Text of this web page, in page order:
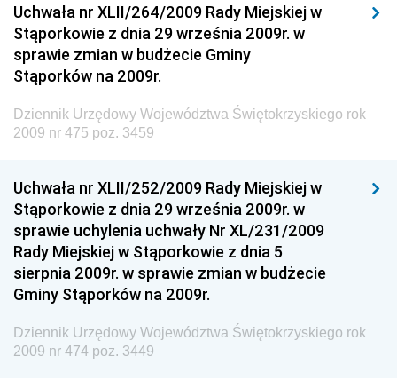
Dziennik Urzędowy Ministra Rozwoju i Finansów
Dziennik Urzędowy Wyższego Urzędu Górniczego
Dziennik Urzędowy Prezesa Urzędu Transportu
Dziennik Urzędowy Ministra Przedsiębiorczości i
Dziennik Urzędowy Ministra Inwestycji i Rozwoju
Dziennik Urzędowy Naczelnego Dyrektora Archiwów
Państwowych
Dziennik Urzędowy Ministra Finansów, Inwestycji i
Rozwoju
Dziennik Urzędowy Ministra Sportu
Uchwała nr XLII/264/2009 Rady Miejskiej w
Stąporkowie z dnia 29 września 2009r. w
sprawie zmian w budżecie Gminy
Stąporków na 2009r.
Dziennik Urzędowy Województwa Świętokrzyskiego rok
2009 nr 475 poz. 3459
Uchwała nr XLII/252/2009 Rady Miejskiej w
Stąporkowie z dnia 29 września 2009r. w
sprawie uchylenia uchwały Nr XL/231/2009
Rady Miejskiej w Stąporkowie z dnia 5
sierpnia 2009r. w sprawie zmian w budżecie
Gminy Stąporków na 2009r.
Dziennik Urzędowy Województwa Świętokrzyskiego rok
2009 nr 474 poz. 3449